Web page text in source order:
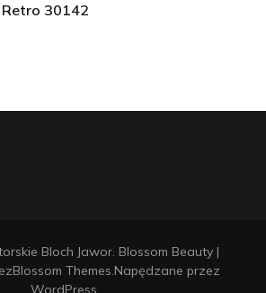
Retro 30142
Bloch Jawor. Blossom Beauty |
Blossom Themes.Napędzane przez
WordPress